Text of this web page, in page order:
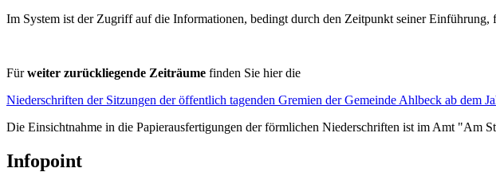
Im System ist der Zugriff auf die Informationen, bedingt durch den Zeitpunkt seiner Einführung,
Fürweiter zurückliegende Zeiträume finden Sie hier die
Niederschriften der Sitzungen der öffentlich tagenden Gremien der Gemeinde Ahlbeck ab dem
Die Einsichtnahme in die Papierausfertigungen der förmlichen Niederschriften ist im Amt "Am
Infopoint